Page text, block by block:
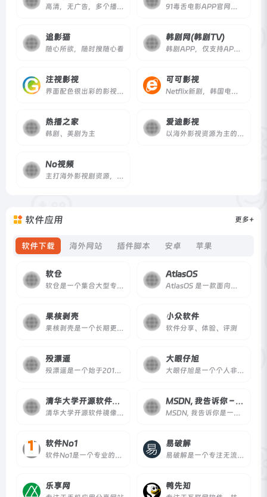
高清，无广告，多个播放源 91毒舌电影APP官网永久发布页
追影猫
随心所欲，随时搜随心看
韩剧网(韩剧TV)
韩剧APP，仅支持APP播放
注视影视
界面配色很出彩的影视网站
可可影视
Netflix新剧，韩国电影免费在线观看
热播之家
韩剧、美剧为主
爱迪影视
以海外影视资源为主的在线资源网站
No视频
主打海外影视剧资源，致力于最轻松的追剧体验
软件应用
软件下载 海外网站 插件脚本 安卓 苹果
更多+
软仓
软仓是一个集合大型专业软件的导航与下载网站，提供软件介绍和安装教程，覆盖 Adobe、AutoCAD、3ds Max 等专业软件，适合学生、设计师、工程师等用户。
AtlasOS
AtlasOS 是一款面向爱好者和游戏玩家的 Windows 优化系统，通过减少臃肿软件、提升性能和保护隐私，提供更流畅的 Windows 体验。
果核剥壳
果核剥壳是一个长期更新的综合科技网站，提供绿色软件、系统工具、效率应用与科技资讯，坚持分享真正有用、有价值的资源与观点。
小众软件
软件分享、体验、评测
殁漂遥
殁漂遥是一个始于2010年的软件资源分享网站，专注收藏与分享绿色便携免安装软件，所有资源经站长亲自使用后分享，注重安全与可用性。
大眼仔旭
大眼仔旭是一个个人非营利性软件分享网站，提供各类实用工具和软件资源下载，并发布汉化版本及教程内容。
清华大学开源软件镜像站
清华大学开源软件镜像站由清华大学 TUNA 协会运行维护，为国内和校内用户提供高质量的开源软件镜像和 Linux 镜像源服务，方便用户获取开源软件。
MSDN, 我告诉你 – 做一个安静的工具站
MSDN, 我告诉你是一个自2007年起运营的个人性质原版软件信息收录站点，提供微软Windows、Office、开发工具等原版镜像的索引与下载指引，适合需要纯净安装包的技术人员。
软件No1
软件No1是一个专业的软件信息发布网站，自2010年上线，专注于介绍各类优秀的免费软件、在线工具、软件使用技巧及优惠活动，内容以原创和翻译为主。
易破解
易破解是一个专注无流氓绿色软件分享、游戏下载、电脑技术、经验教程的网站，提供安全纯净的下载内容。
乐享网 鸭先知